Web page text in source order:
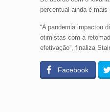
percentual ainda é
“A pandemia impactou
otimistas com a
efetivação”, finaliza
Facebook